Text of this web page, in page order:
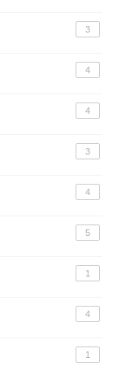
3
4
4
3
4
5
1
4
1